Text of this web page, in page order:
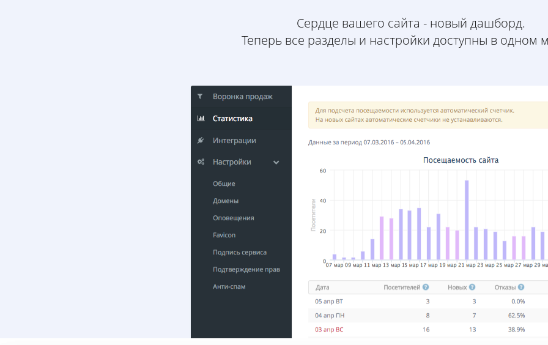
Сердце вашего сайта - новый дашборд.
Теперь все разделы и настройки доступны в одном